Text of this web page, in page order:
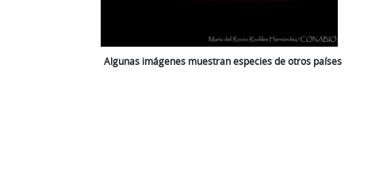
Algunas imágenes muestran especies de otros países